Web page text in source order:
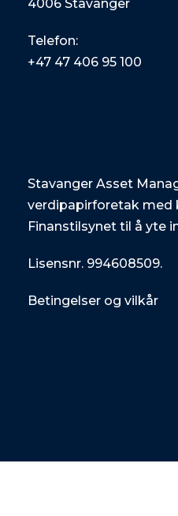
4006 Stavanger
Telefon:
+47 47 406 95 100
Stavanger Asset
verdipapirforetak med
Finanstilsynet til å yte
Lisensnr. 994608509.
Betingelser og vilkår